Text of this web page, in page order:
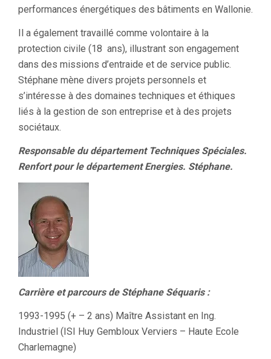
performances énergétiques des bâtiments en Wallonie.
Il a également travaillé comme volontaire à la
protection civile (18 ans), illustrant son engagement
dans des missions d’entraide et de service public.
Stéphane mène divers projets personnels et
s’intéresse à des domaines techniques et éthiques
liés à la gestion de son entreprise et à des projets
sociétaux.
Responsable du département Techniques Spéciales.
Renfort pour le département Energies. Stéphane.
Carrière et parcours de Stéphane Séquaris :
1993-1995 (+ – 2 ans) Maître Assistant en Ing.
Industriel (ISI Huy Gembloux Verviers – Haute Ecole
Charlemagne)